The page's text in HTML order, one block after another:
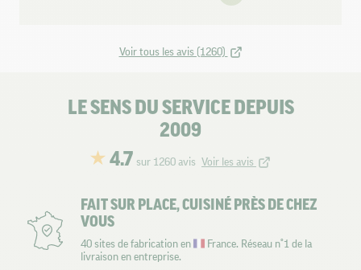
Voir tous les avis (1260)
LE SENS DU SERVICE DEPUIS
2009
4.7 sur 1260 avis Voir les avis
FAIT SUR PLACE, CUISINÉ PRÈS DE CHEZ
VOUS
40 sites de fabrication en
France. Réseau n°1 de la
livraison en entreprise.